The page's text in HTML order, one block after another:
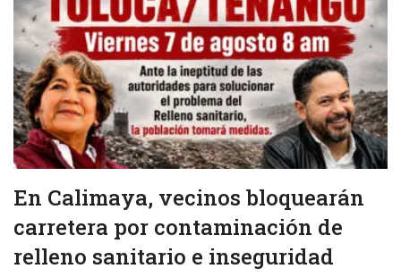
En Calimaya, vecinos bloquearán
carretera por contaminación de
relleno sanitario e inseguridad